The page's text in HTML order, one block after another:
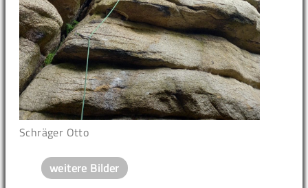
Schräger Otto
weitere Bilder